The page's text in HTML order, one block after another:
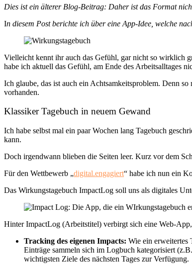
Dies ist ein älterer Blog-Beitrag: Daher ist das Format
In diesem Post berichte ich über eine App-Idee, welche
Vielleicht kennt ihr auch das Gefühl, gar nicht so wirklich
habe ich aktuell das Gefühl, am Ende des Arbeitsalltages
Ich glaube, das ist auch ein Achtsamkeitsproblem. Denn
vorhanden.
Klassiker Tagebuch in neuem Gewand
Ich habe selbst mal ein paar Wochen lang Tagebuch
kann.
Doch irgendwann blieben die Seiten leer. Kurz vor dem
Für den Wettbewerb „digital.engagiert“ habe ich nun ein
Das Wirkungstagebuch ImpactLog soll uns als digitales
Hinter ImpactLog (Arbeitstitel) verbirgt sich eine Web-
Tracking des eigenen Impacts: Wie ein erweitertes
Einträge sammeln sich im Logbuch kategorisiert
wichtigsten Ziele des nächsten Tages zur Verfügung.